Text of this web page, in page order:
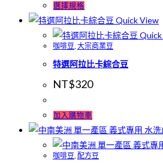
選擇規格
Quick View
咖啡豆 大宗商業豆
特選阿拉比卡綜合豆
NT$320
加入購物車
咖啡豆 配方豆